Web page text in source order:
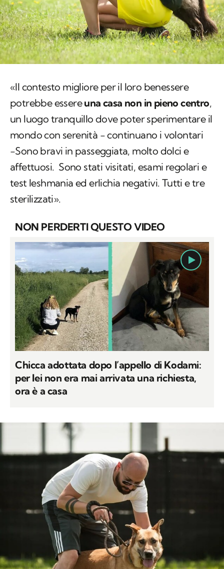
«Il contesto migliore per il loro benessere
potrebbe essereuna casa non in pieno centro,
un luogo tranquillo dove poter sperimentare il
mondo con serenità − continuano i volontari
−Sono bravi in passeggiata, molto dolci e
affettuosi. Sono stati visitati, esami regolari e
test leshmania ed erlichia negativi. Tutti e tre
sterilizzati».
NON PERDERTI QUESTO VIDEO
Chicca adottata dopo l’appello di Kodami:
per lei non era mai arrivata una richiesta,
ora è a casa